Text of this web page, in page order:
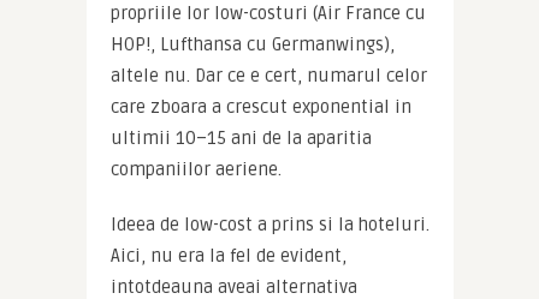
propriile lor low-costuri (Air France cu
HOP!, Lufthansa cu Germanwings),
altele nu. Dar ce e cert, numarul celor
care zboara a crescut exponential in
ultimii 10–15 ani de la aparitia
companiilor aeriene.
Ideea de low-cost a prins si la hoteluri.
Aici, nu era la fel de evident,
intotdeauna aveai alternativa